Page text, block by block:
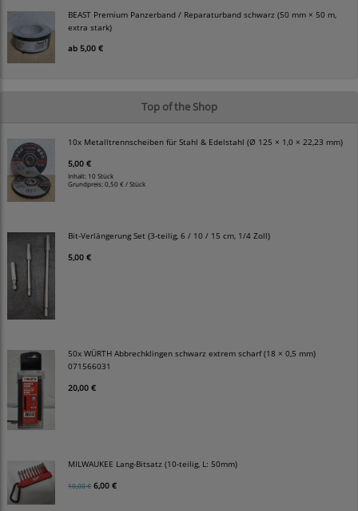
BEAST Premium Panzerband / Reparaturband schwarz (50 mm × 50 m,
extra stark)
ab 5,00 €
Top of the Shop
10x Metalltrennscheiben für Stahl & Edelstahl (Ø 125 × 1,0 × 22,23 mm)
5,00 €
Inhalt: 10 Stück
Grundpreis:0,50 € / Stück
Bit-Verlängerung Set (3-teilig, 6 / 10 / 15 cm, 1/4 Zoll)
5,00 €
50x WÜRTH Abbrechklingen schwarz extrem scharf (18 × 0,5 mm)
071566031
20,00 €
MILWAUKEE Lang-Bitsatz (10-teilig, L: 50mm)
10,00 € 6,00 €